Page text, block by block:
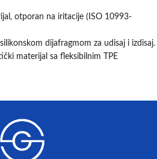
otporan na iritacije (ISO 10993-
dijafragmom za udisaj i izdisaj.
materijal sa fleksibilnim TPE